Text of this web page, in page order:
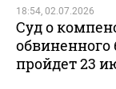
18:54, 02.07.2026
Суд о
обвиненного
пройдет 23